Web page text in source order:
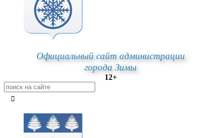
Официальный сайт администрации
города Зимы
12+